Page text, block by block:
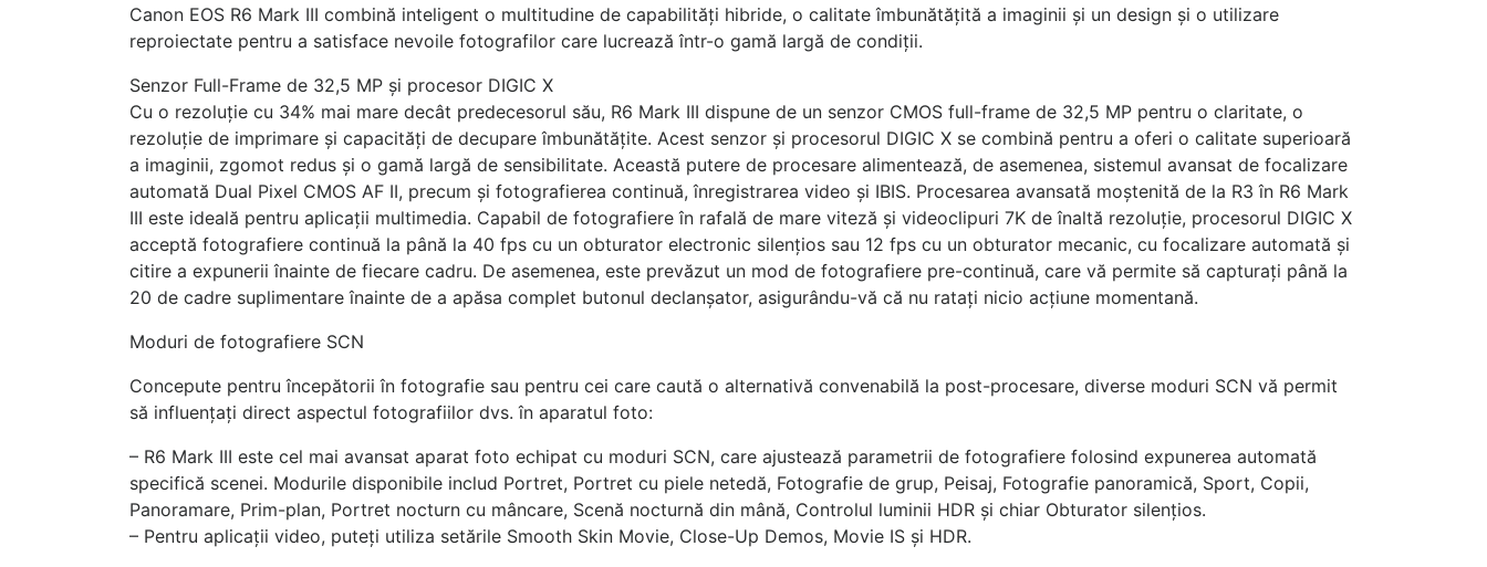
Canon EOS R6 Mark III combină inteligent o multitudine de capabilități hibride, o calitate îmbunătățită a imaginii și un design și o utilizare
reproiectate pentru a satisface nevoile fotografilor care lucrează într-o gamă largă de condiții.
Senzor Full-Frame de 32,5 MP și procesor DIGIC X
Cu o rezoluție cu 34% mai mare decât predecesorul său, R6 Mark III dispune de un senzor CMOS full-frame de 32,5 MP pentru o claritate, o
rezoluție de imprimare și capacități de decupare îmbunătățite. Acest senzor și procesorul DIGIC X se combină pentru a oferi o calitate superioară
a imaginii, zgomot redus și o gamă largă de sensibilitate. Această putere de procesare alimentează, de asemenea, sistemul avansat de focalizare
automată Dual Pixel CMOS AF II, precum și fotografierea continuă, înregistrarea video și IBIS. Procesarea avansată moștenită de la R3 în R6 Mark
III este ideală pentru aplicații multimedia. Capabil de fotografiere în rafală de mare viteză și videoclipuri 7K de înaltă rezoluție, procesorul DIGIC X
acceptă fotografiere continuă la până la 40 fps cu un obturator electronic silențios sau 12 fps cu un obturator mecanic, cu focalizare automată și
citire a expunerii înainte de fiecare cadru. De asemenea, este prevăzut un mod de fotografiere pre-continuă, care vă permite să capturați până la
20 de cadre suplimentare înainte de a apăsa complet butonul declanșator, asigurându-vă că nu ratați nicio acțiune momentană.
Moduri de fotografiere SCN
Concepute pentru începătorii în fotografie sau pentru cei care caută o alternativă convenabilă la post-procesare, diverse moduri SCN vă permit
să influențați direct aspectul fotografiilor dvs. în aparatul foto:
– R6 Mark III este cel mai avansat aparat foto echipat cu moduri SCN, care ajustează parametrii de fotografiere folosind expunerea automată
specifică scenei. Modurile disponibile includ Portret, Portret cu piele netedă, Fotografie de grup, Peisaj, Fotografie panoramică, Sport, Copii,
Panoramare, Prim-plan, Portret nocturn cu mâncare, Scenă nocturnă din mână, Controlul luminii HDR și chiar Obturator silențios.
– Pentru aplicații video, puteți utiliza setările Smooth Skin Movie, Close-Up Demos, Movie IS și HDR.